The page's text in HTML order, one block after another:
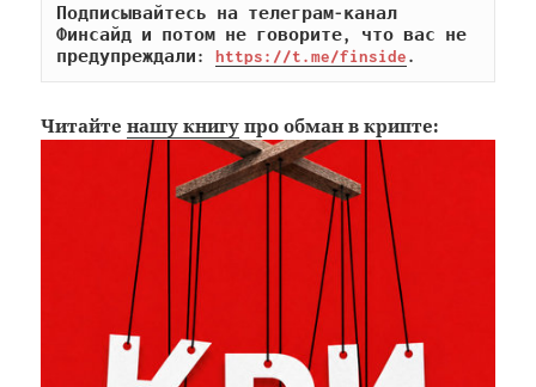
Подписывайтесь на телеграм-канал
Финсайд и потом не говорите, что вас не
предупреждали: https://t.me/finside.
Читайтенашу книгу про обман в крипте: